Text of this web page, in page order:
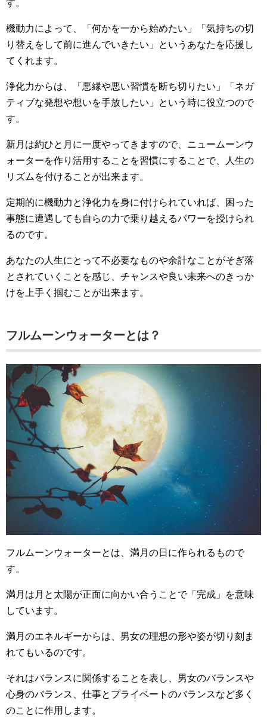
す。
機動力によって、「何かを一から始めたい」「気持ちの切
り替えをして前に進んでいきたい」というあなたを応援し
てくれます。
浄化力からは、「悪縁や悪い習慣を断ち切りたい」「ネガ
ティブな発想や想いを手放したい」という時に役立つので
す。
新月は約ひと月に一度やってきますので、ニュームーンウ
ォーターを作り活用することを習慣にすることで、人生の
リズムを付けることが出来ます。
定期的に機動力と浄化力を身に付けられていれば、困った
事態に遭遇しても自らの力で乗り越えるパワーを授けられ
るのです。
あなたの人生にとって不必要なものや余計なことがそぎ落
とされていくことを感じ、チャンスや良い未来へのきっか
けを上手く掴むことが出来ます。
フルムーンウォーターとは？
フルムーンウォーターとは、満月の日に作られるもので
す。
満月は月と太陽が正面に向かい合うことで「完成」を意味
しています。
満月のエネルギーからは、男女の理想の形や姿が切り刻ま
れてもいるのです。
それはバランスに関係することを表し、男女のバランスや
心身のバランス、仕事とプライベートのバランスなど多く
のことに作用します。